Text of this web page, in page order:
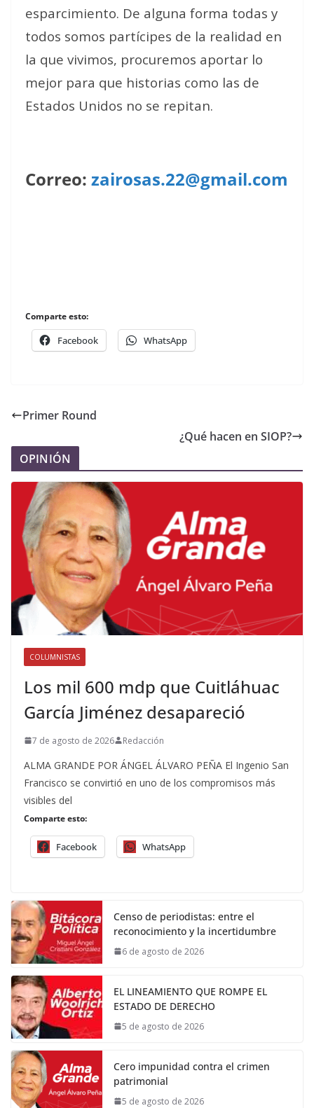
esparcimiento. De alguna forma todas y
todos somos partícipes de la realidad en
la que vivimos, procuremos aportar lo
mejor para que historias como las de
Estados Unidos no se repitan.
Correo: zairosas.22@gmail.com
Comparte esto:
Facebook WhatsApp
Primer Round
¿Qué hacen en SIOP?
OPINIÓN
COLUMNISTAS
Los mil 600 mdp que Cuitláhuac
García Jiménez desapareció
7 de agosto de 2026 Redacción
ALMA GRANDE POR ÁNGEL ÁLVARO PEÑA El Ingenio San
Francisco se convirtió en uno de los compromisos más
visibles del
Comparte esto:
Facebook WhatsApp
Censo de periodistas: entre el
reconocimiento y la incertidumbre
6 de agosto de 2026
EL LINEAMIENTO QUE ROMPE EL
ESTADO DE DERECHO
5 de agosto de 2026
Cero impunidad contra el crimen
patrimonial
5 de agosto de 2026